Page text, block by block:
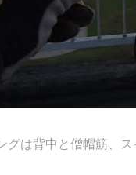
は背中と僧帽筋、ス